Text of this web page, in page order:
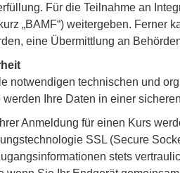
Für die Teilnahme an
„BAMF“) weitergeben. Ferner
eine Übermittlung an
notwendigen technischen und
werden Ihre Daten in einer
Anmeldung für einen Kurs
SSL (Secure
stets